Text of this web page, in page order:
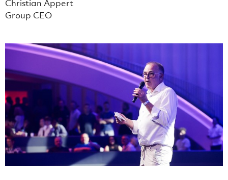
Christian Appert
Group CEO